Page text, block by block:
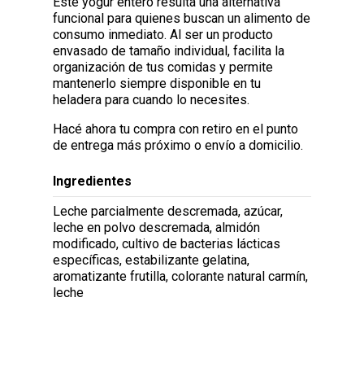
funcional para quienes buscan un alimento de
consumo inmediato. Al ser un producto
envasado de tamaño individual, facilita la
organización de tus comidas y permite
mantenerlo siempre disponible en tu
heladera para cuando lo necesites.
Hacé ahora tu compra con retiro en el punto
de entrega más próximo o envío a domicilio.
Ingredientes
Leche parcialmente descremada, azúcar,
leche en polvo descremada, almidón
modificado, cultivo de bacterias lácticas
específicas, estabilizante gelatina,
aromatizante frutilla, colorante natural carmín,
leche